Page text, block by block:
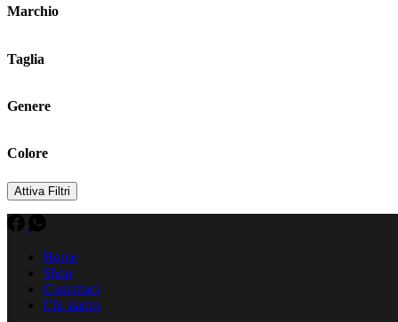
Marchio
Taglia
Genere
Colore
Attiva Filtri
Home
Shop
Contattaci
Chi siamo